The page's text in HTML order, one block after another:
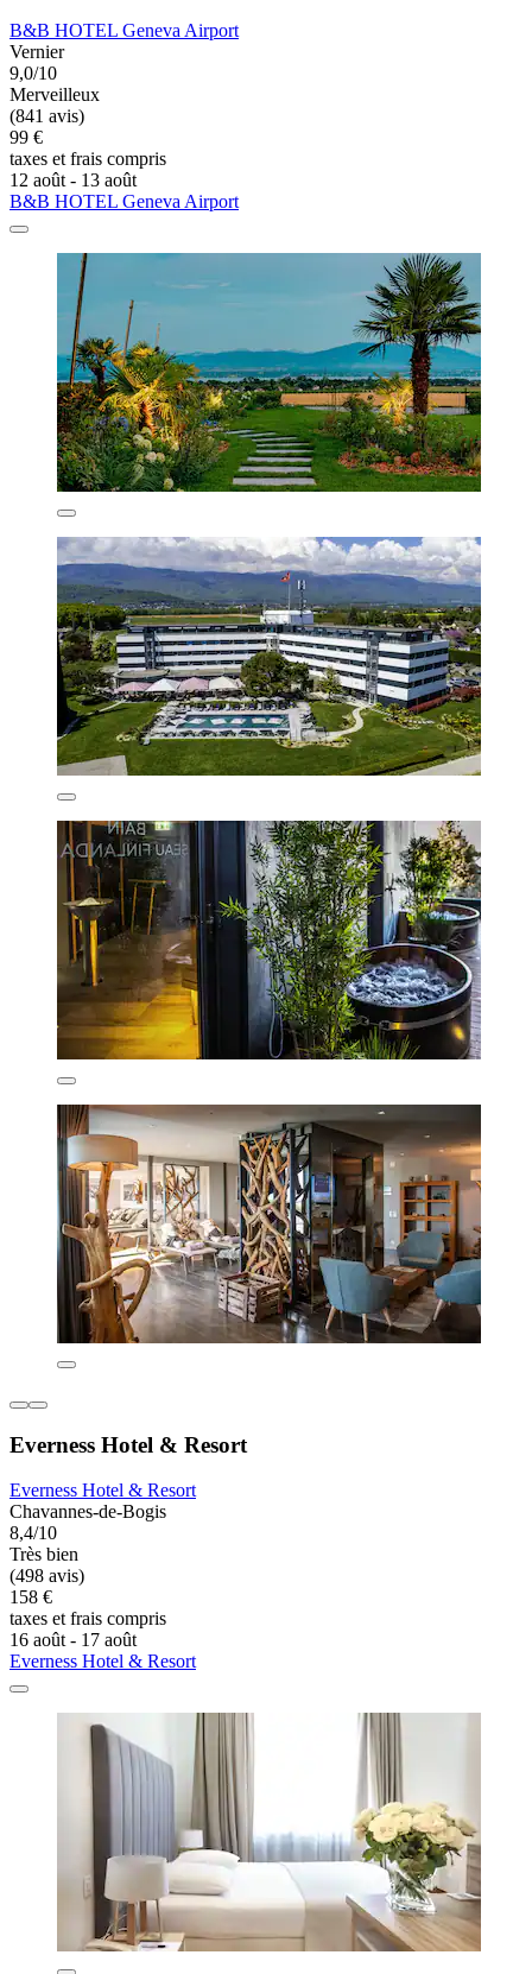
B&B HOTEL Geneva Airport
Vernier
9,0/10
Merveilleux
(841 avis)
99 €
taxes et frais compris
12 août - 13 août
B&B HOTEL Geneva Airport
Everness Hotel & Resort
Everness Hotel & Resort
Chavannes-de-Bogis
8,4/10
Très bien
(498 avis)
158 €
taxes et frais compris
16 août - 17 août
Everness Hotel & Resort